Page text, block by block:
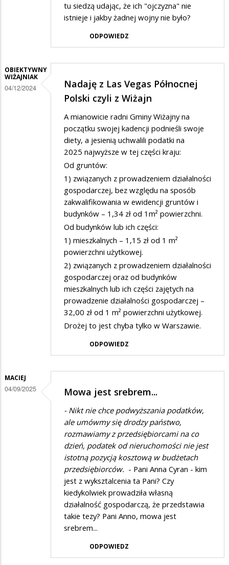
tu siedzą udając, że ich "ojczyzna" nie
istnieje i jakby żadnej wojny nie było?
ODPOWIEDZ
OBIEKTYWNY
WIŻAJNIAK
04/12/2024
Nadaję z Las Vegas Północnej
Polski czyli z Wiżajn
A mianowicie radni Gminy Wiżajny na
początku swojej kadencji podnieśli swoje
diety, a jesienią uchwalili podatki na
2025 najwyższe w tej części kraju:
Od gruntów:
1) związanych z prowadzeniem działalności
gospodarczej, bez względu na sposób
zakwalifikowania w ewidencji gruntów i
budynków – 1,34 zł od 1m² powierzchni.
Od budynków lub ich części:
1) mieszkalnych – 1,15 zł od 1 m²
powierzchni użytkowej.
2) związanych z prowadzeniem działalności
gospodarczej oraz od budynków
mieszkalnych lub ich części zajętych na
prowadzenie działalności gospodarczej –
32,00 zł od 1 m² powierzchni użytkowej.
Drożej to jest chyba tylko w Warszawie.
ODPOWIEDZ
MACIEJ
04/09/2025 Mowa jest srebrem...
- Nikt nie chce podwyższania podatków,
ale umówmy się drodzy państwo,
rozmawiamy z przedsiębiorcami na co
dzień, podatek od nieruchomości nie jest
istotną pozycją kosztową w budżetach
przedsiębiorców. - Pani Anna Cyran - kim
jest z wyksztalcenia ta Pani? Czy
kiedykolwiek prowadziła własną
działalność gospodarczą, że przedstawia
takie tezy? Pani Anno, mowa jest
srebrem...
ODPOWIEDZ